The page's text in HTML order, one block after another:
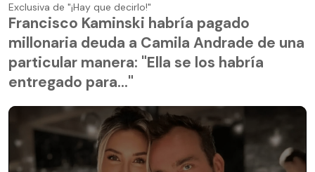
Exclusiva de "¡Hay que decirlo!"
Francisco Kaminski habría pagado
millonaria deuda a Camila Andrade de una
particular manera: "Ella se los habría
entregado para..."